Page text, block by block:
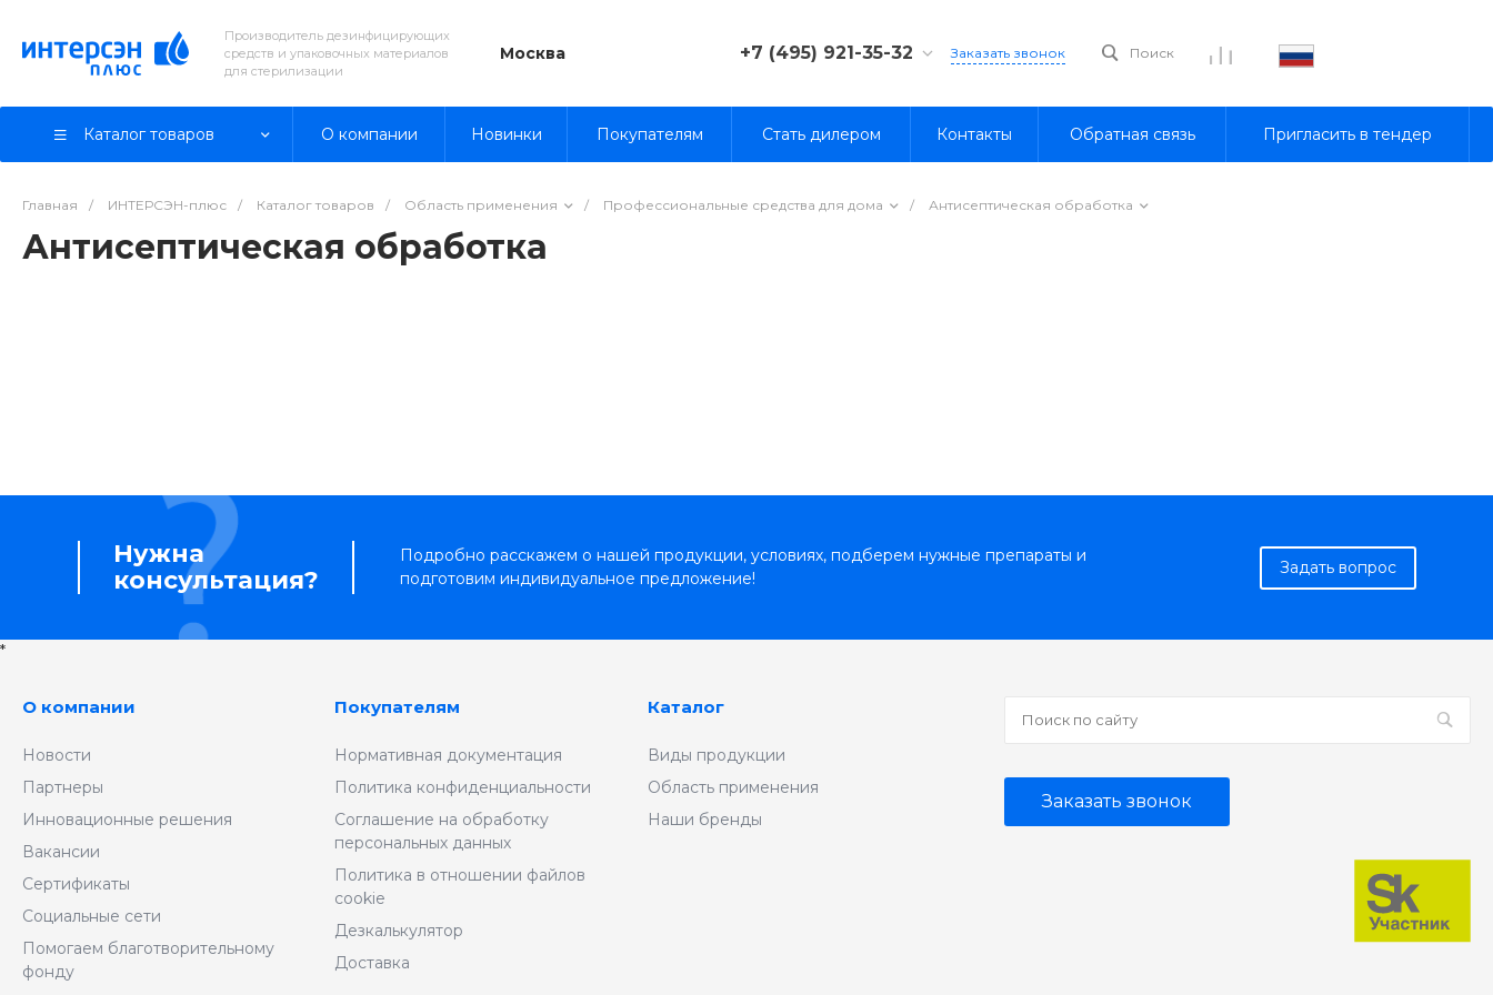
Производитель дезинфицирующих
средств и упаковочных материалов
для стерилизации
Москва +7 (495) 921-35-32
8 (800) 333-35-32
Заказать звонок Поиск
Каталог товаров О компании Новинки Покупателям Стать дилером Контакты Обратная связь Пригласить в тендер
Главная / ИНТЕРСЭН-плюс / Каталог товаров / Область применения / Профессиональные средства для дома / Антисептическая обработка
Антисептическая обработка
Нужна
консультация?
Подробно расскажем о нашей продукции, условиях, подберем нужные препараты и
подготовим индивидуальное предложение!
Задать вопрос
*
О компании
Новости
Партнеры
Инновационные решения
Вакансии
Сертификаты
Социальные сети
Помогаем благотворительному
фонду
Покупателям
Нормативная документация
Политика конфиденциальности
Соглашение на обработку
персональных данных
Политика в отношении файлов
cookie
Дезкалькулятор
Доставка
Каталог
Виды продукции
Область применения
Наши бренды
Заказать звонок